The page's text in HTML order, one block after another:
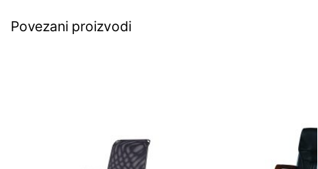
Povezani proizvodi